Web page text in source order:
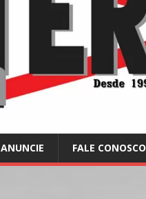
ANUNCIE FALE CONOSCO